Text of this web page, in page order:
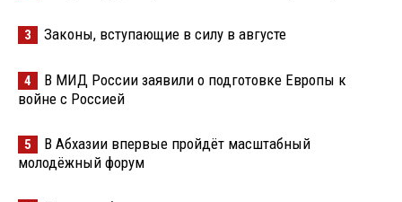
3 Законы, вступающие в силу в августе
4
В МИД России заявили о подготовке Европы к
войне с Россией
5
В Абхазии впервые пройдёт масштабный
молодёжный форум